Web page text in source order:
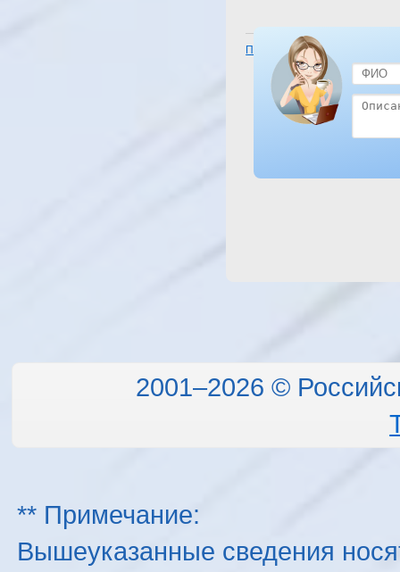
Посмотреть отель Hilton
2001–2026 ©
** Примечание:
Вышеуказанные сведения